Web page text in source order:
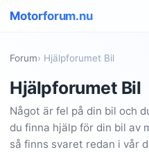
Motorforum.nu
Forum› Hjälpforumet Bil
Hjälpforumet Bil
Något är fel på din bil och
du finna hjälp för din bil av
så finns svaret redan i vår